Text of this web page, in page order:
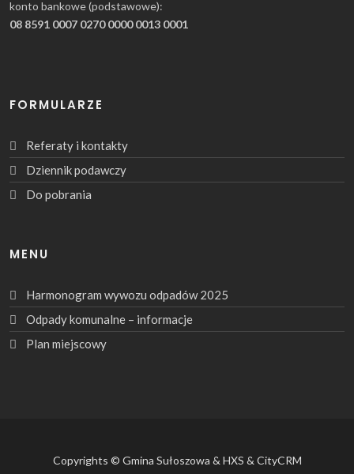
konto bankowe (podstawowe):
08 8591 0007 0270 0000 0013 0001
FORMULARZE
Referaty i kontakty
Dziennik podawczy
Do pobrania
MENU
Harmonogram wywozu odpadów 2025
Odpady komunalne – informacje
Plan miejscowy
Copyrights © Gmina Sułoszowa & HXS & CityCRM